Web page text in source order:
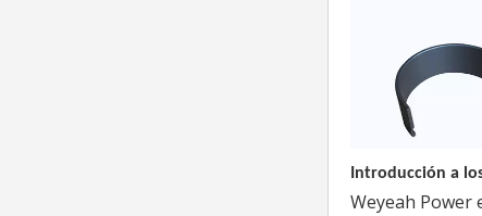
Weyeah Power